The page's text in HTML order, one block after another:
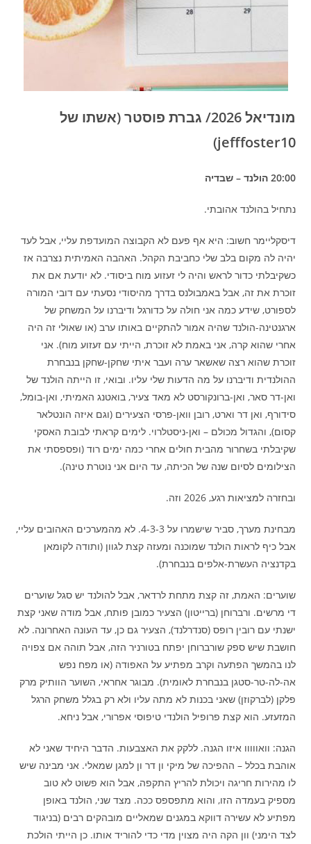
מונדיאל 2026/ גברת פוסטר (אשתו של
jefffoster10)
20:00 הולנד – שבדיה
נתחיל בהולנד אהובתי.
דיסקליימר חשוב: היא אף פעם לא הקבוצה המועדפת עליי, אבל לעד
יהיה לה מקום בלב שלי כחביבת הקהל. האהבה האמיתית נצרבה אז
כשקיבלתי כדור לראש והיה לי זעזוע מוח ביסודי. לא יודעת אם את
זוכרת את זה, אבל באמבולנס בדרך מהיסודי נסעתי עם דובי המורה
לספורט, שידע כמה אני חולה על כדורגל ודיברנו על המשחק של
ארגנטינה-הולנד שהיה אמור להתקיים באותו ערב (או שאולי זה היה
אחרי שהוא קרה, אני באמת לא זוכרת, הייתי עם זעזוע מוח). אני
זוכרת שהוא רצה שאשאר ערה ועבר איתי שחקן-שחקן בנבחרת
ההולנדית ודיברנו על מה הדעות שלי עליו. ובואי, זו הייתה הולנד של
ואן-דר סאר, ואן-ברונקורסט לא מאד צעיר, בואטנג האמיתי, ואן-בומל,
סידורף, ואן דר וארט, רובן וואן-פרסי הצעירים (וגם איזה הונטלאר
קסום), והגדול מכולם – ואן-ניסטלרוי. לימים קראתי לבובת האסקי
שקיבלתי בשחרור מהבית חולים אחרי כמה ימים רוד (ופספסתי את
הצילומים לסיום שנה של הכיתה, עד היום אני נוטרת טינה).
ובחזרה למציאות רגע, 2026 וזה.
מבחינת מערך, סביר שישמרו על 4-3-3. לא מהמערכים האהובים עליי,
אבל כיף לראות הולנד שמוכנה ומעזה קצת לגוון (ותודה לקומאן
בקדנציה העשרת-אלפים בנבחרת).
שוערים: האמת, זה קצת מתחת לרדאר, אבל להולנד יש סגל שוערים
די מרשים. ורברוחן (ברייטון) הצעיר כמובן פותח, אבל מודה שאני קצת
ישנתי עם רובין רופס (סנדרלנד), הצעיר גם כן, עד העונה האחרונה. לא
חושבת שיש ספק שורברוחן יפתח בטורניר הזה, אבל תוהה אם צפויה
לנו בהמשך הפתעה וקרב מפתיע על האפודה (או מפח נפש
אה-לה-טר-סטגן בנבחרת לאומית). מבוגר אחראי, השוער הוותיק מרק
פלקן (לברקוזן) שאני בכנות לא מתה עליו ולא רק בגלל משחק הרגל
המזעזע. הוא קצת פרופיל הולנדי טיפוסי אפרורי, אבל ניחא.
הגנה: וואווווו איזו הגנה. ללקק את האצבעות. הדבר היחיד שאני לא
אוהבת בכלל – ההפיכה של מיקי ון דר ון למגן שמאלי. אני מבינה שיש
לו מהירות חריגה ויכולת להריץ התקפה, אבל הוא פשוט לא טוב
מספיק בעמדה הזו, והוא מתפספס ככה. מצד שני, הולנד באופן
מפתיע לא עשירה דווקא במגנים שמאליים מובהקים רבים (בניגוד
לצד הימני) וון הקה היה מצוין מדי כדי להוריד אותו. כן הייתי הולכת